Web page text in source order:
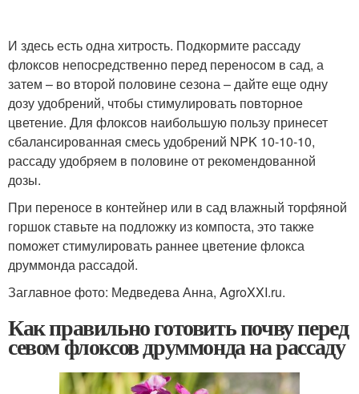
И здесь есть одна хитрость. Подкормите рассаду
флоксов непосредственно перед переносом в сад, а
затем – во второй половине сезона – дайте еще одну
дозу удобрений, чтобы стимулировать повторное
цветение. Для флоксов наибольшую пользу принесет
сбалансированная смесь удобрений NPK 10-10-10,
рассаду удобряем в половине от рекомендованной
дозы.
При переносе в контейнер или в сад влажный торфяной
горшок ставьте на подложку из компоста, это также
поможет стимулировать раннее цветение флокса
друммонда рассадой.
Заглавное фото: Медведева Анна, AgroXXI.ru.
Как правильно готовить почву перед
севом флоксов друммонда на рассаду